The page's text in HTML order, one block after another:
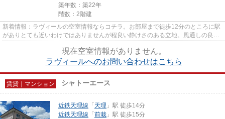
築年数：築22年
階数：2階建
新着情報：ラヴィールの空室情報ならコチラ。お部屋まで徒歩12分のところに駅
がありとても近いわけではありませんが程良い静けさのある立地。風通しの良い
現在空室情報がありません。
ラヴィールへのお問い合わせはこちら
賃貸｜マンション シャトーエース
近鉄天理線 「 天理 」駅 徒歩14分
近鉄天理線 「 前栽 」駅 徒歩15分